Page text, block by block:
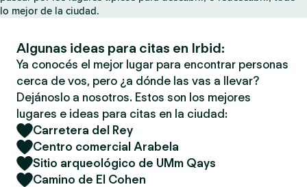
lo mejor de la ciudad.
Algunas ideas para citas en Irbid:
Ya conocés el mejor lugar para encontrar personas
cerca de vos, pero ¿a dónde las vas a llevar?
Dejánoslo a nosotros. Estos son los mejores
lugares e ideas para citas en la ciudad:
Carretera del Rey
Centro comercial Arabela
Sitio arqueológico de UMm Qays
Camino de El Cohen